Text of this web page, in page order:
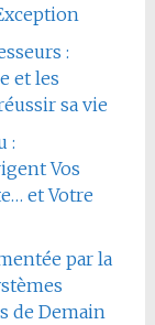
:
et les
sa vie
:
Vos
et Votre
par la
de Demain